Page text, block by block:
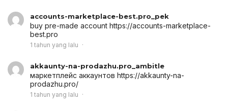
accounts-marketplace-best.pro_pek
buy pre-made account https://accounts-marketplace-
best.pro
1 tahun yang lalu
akkaunty-na-prodazhu.pro_ambitle
маркетплейс аккаунтов https://akkaunty-na-
prodazhu.pro/
1 tahun yang lalu